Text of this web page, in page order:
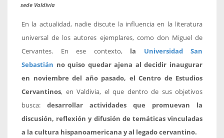
sede Valdivia
En la actualidad, nadie discute la influencia en la literatura
universal de los autores ejemplares, como don Miguel de
Cervantes. En ese contexto, la Universidad San
Sebastián no quiso quedar ajena al decidir inaugurar
en noviembre del año pasado, el Centro de Estudios
Cervantinos, en Valdivia, el que dentro de sus objetivos
busca: desarrollar actividades que promuevan la
discusión, reflexión y difusión de temáticas vinculadas
a la cultura hispanoamericana y al legado cervantino.